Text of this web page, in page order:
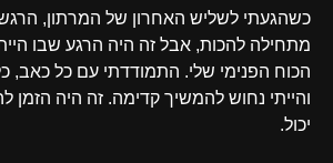
כשהגעתי לשליש האחרון של המרתון,
מתחילה להכות, אבל זה היה הרגע שבו
הכוח הפנימי שלי. התמודדתי עם כל כאב,
והייתי נחוש להמשיך קדימה. זה היה הזמן
יכול.